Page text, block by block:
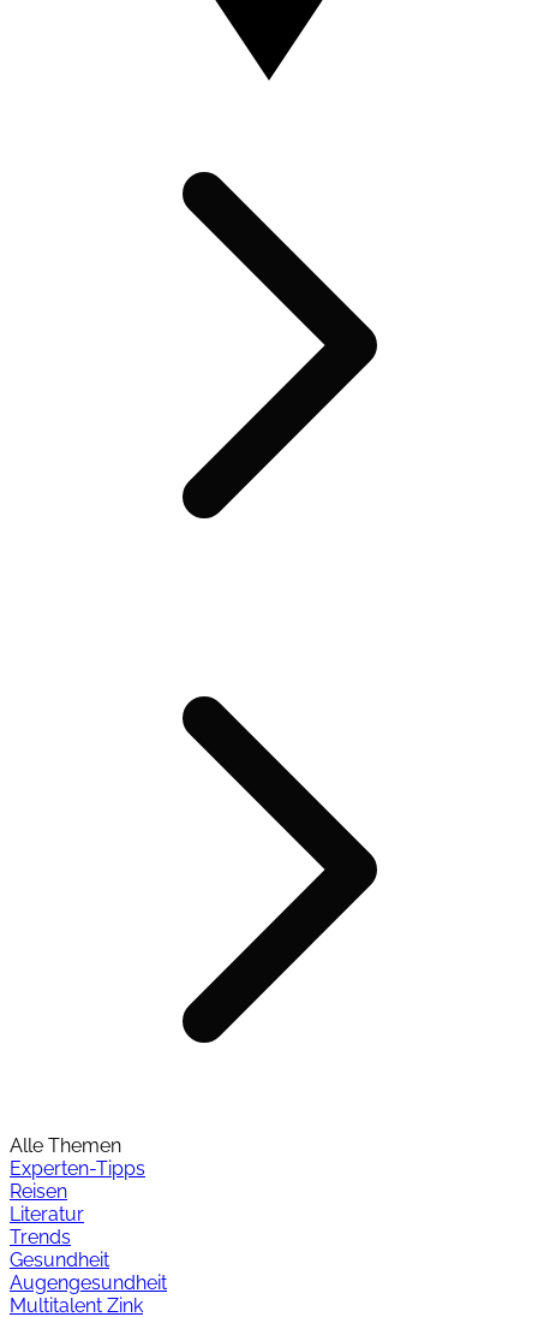
Alle Themen
Experten-Tipps
Reisen
Literatur
Trends
Gesundheit
Augengesundheit
Multitalent Zink